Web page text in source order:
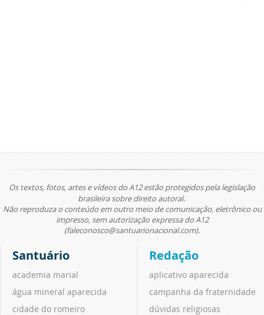
Os textos, fotos, artes e vídeos do A12 estão protegidos pela legislação
brasileira sobre direito autoral.
Não reproduza o conteúdo em outro meio de comunicação, eletrônico ou
impresso, sem autorização expressa do A12
(faleconosco@santuarionacional.com).
Santuário
academia marial
água mineral aparecida
cidade do romeiro
Redação
aplicativo aparecida
campanha da fraternidade
dúvidas religiosas